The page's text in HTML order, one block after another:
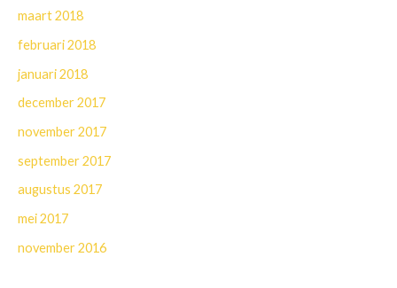
maart 2018
februari 2018
januari 2018
december 2017
november 2017
september 2017
augustus 2017
mei 2017
november 2016